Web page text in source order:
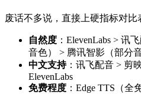
废话不多说，直接上硬指标对比
自然度 ：ElevenLabs > 讯
音色） > 腾讯智影（部分
中文支持：讯飞配音 > 剪
ElevenLabs
免费程度 ：Edge TTS（